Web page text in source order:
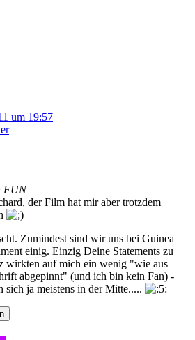
um 19:57
FUN
der Film hat mir aber trotzdem
Zumindest sind wir uns bei Guinea
einig. Einzig Deine Statements zu
wirkten auf mich ein wenig "wie aus
abgepinnt" (und ich bin kein Fan) -
sich ja meistens in der Mitte.....